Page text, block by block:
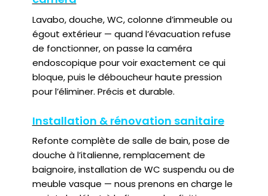
Lavabo, douche, WC, colonne d’immeuble ou
égout extérieur — quand l’évacuation refuse
de fonctionner, on passe la caméra
endoscopique pour voir exactement ce qui
bloque, puis le déboucheur haute pression
pour l’éliminer. Précis et durable.
Installation & rénovation sanitaire
Refonte complète de salle de bain, pose de
douche à l’italienne, remplacement de
baignoire, installation de WC suspendu ou de
meuble vasque — nous prenons en charge le